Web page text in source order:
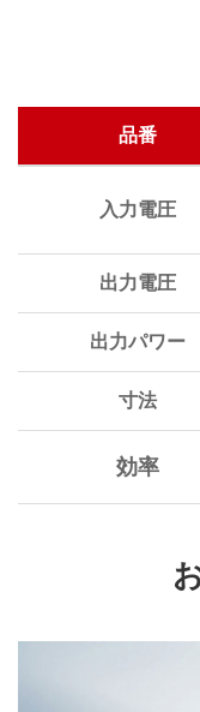
品番
入力電圧
出力電圧
出力パワー
寸法
効率